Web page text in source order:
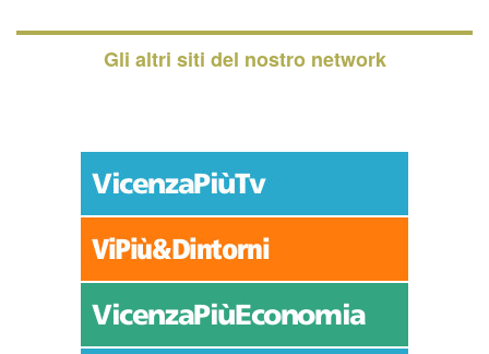
Gli altri siti del nostro network